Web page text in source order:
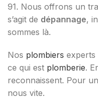
91. Nous offrons un
s’agit de dépannage,
sommes là.
Nos plombiers experts
ce qui est plomberie.
reconnaissent. Pour un
nous vite.